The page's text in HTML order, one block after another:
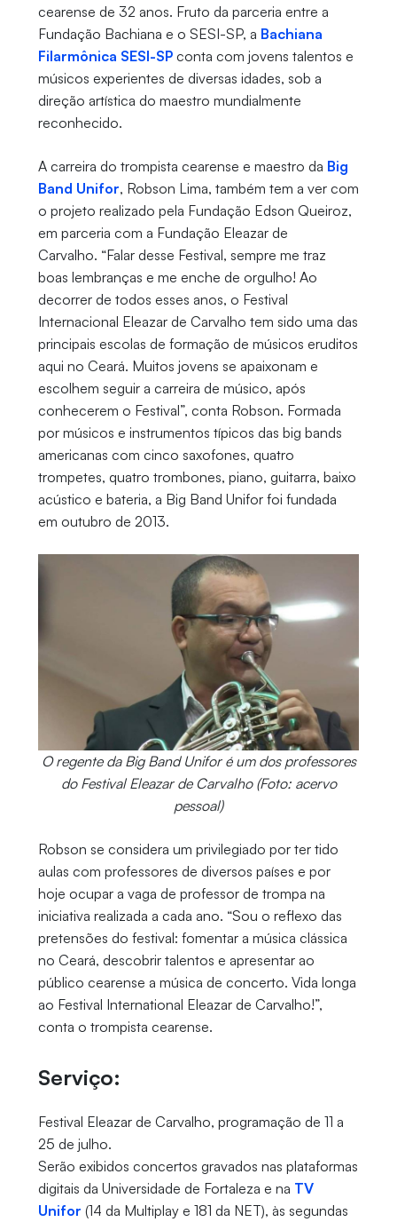
cearense de 32 anos. Fruto da parceria entre a
Fundação Bachiana e o SESI-SP, a Bachiana
Filarmônica SESI-SPconta com jovens talentos e
músicos experientes de diversas idades, sob a
direção artística do maestro mundialmente
reconhecido.
A carreira do trompista cearense e maestro da Big
Band Unifor, Robson Lima, também tem a ver com
o projeto realizado pela Fundação Edson Queiroz,
em parceria com a Fundação Eleazar de
Carvalho. “Falar desse Festival, sempre me traz
boas lembranças e me enche de orgulho! Ao
decorrer de todos esses anos, o Festival
Internacional Eleazar de Carvalho tem sido uma das
principais escolas de formação de músicos eruditos
aqui no Ceará. Muitos jovens se apaixonam e
escolhem seguir a carreira de músico, após
conhecerem o Festival”, conta Robson. Formada
por músicos e instrumentos típicos das big bands
americanas com cinco saxofones, quatro
trompetes, quatro trombones, piano, guitarra, baixo
acústico e bateria, a Big Band Unifor foi fundada
em outubro de 2013.
O regente da Big Band Unifor é um dos professores
do Festival Eleazar de Carvalho (Foto: acervo
pessoal)
Robson se considera um privilegiado por ter tido
aulas com professores de diversos países e por
hoje ocupar a vaga de professor de trompa na
iniciativa realizada a cada ano. “Sou o reflexo das
pretensões do festival: fomentar a música clássica
no Ceará, descobrir talentos e apresentar ao
público cearense a música de concerto. Vida longa
ao Festival International Eleazar de Carvalho!”,
conta o trompista cearense.
Serviço:
Festival Eleazar de Carvalho, programação de 11 a
25 de julho.
Serão exibidos concertos gravados nas plataformas
digitais da Universidade de Fortaleza e na TV
Unifor (14 da Multiplay e 181 da NET), às segundas